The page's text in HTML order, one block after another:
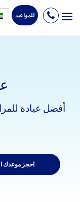
Skip
للمواعيد
أفضل عيادة
احجز موعدك